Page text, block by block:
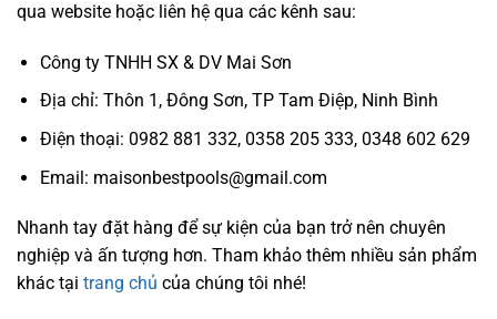
qua website hoặc liên hệ qua các kênh sau:
Công ty TNHH SX & DV Mai Sơn
Địa chỉ: Thôn 1, Đông Sơn, TP Tam Điệp, Ninh Bình
Điện thoại: 0982 881 332, 0358 205 333, 0348 602 629
Email: maisonbestpools@gmail.com
Nhanh tay đặt hàng để sự kiện của bạn trở nên chuyên
nghiệp và ấn tượng hơn. Tham khảo thêm nhiều sản phẩm
khác tại trang chủ của chúng tôi nhé!